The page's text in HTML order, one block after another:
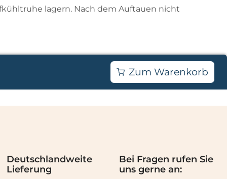
lagern. Nach dem Auftauen nicht
Zum Warenkorb
Deutschlandweite
Lieferung
Bei Fragen rufen Sie
uns gerne an: